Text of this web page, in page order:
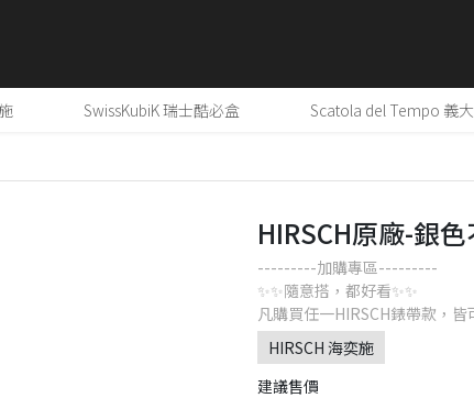
SwissKubiK 瑞士酷必盒 Scatola del Tempo 義
HIRSCH原廠-銀
---------加購專區---------
✨✨隨意搭，都好看✨✨
凡購買任一HIRSCH錶帶款，
HIRSCH 海奕施
建議售價